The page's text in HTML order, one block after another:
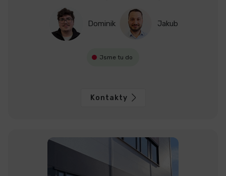
Dominik Jakub
Jsme tu do
Kontakty